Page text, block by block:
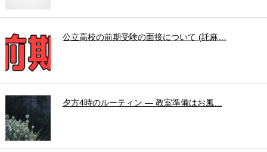
公立高校の前期受験の面接について (託麻…
夕方4時のルーティン ― 教室準備はお風…